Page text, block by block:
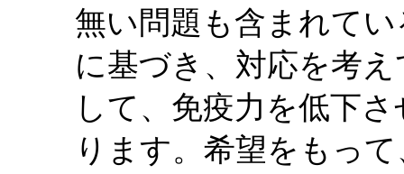
無い問題も含まれて
に基づき、対応を考
して、免疫力を低下
ります。希望をもっ